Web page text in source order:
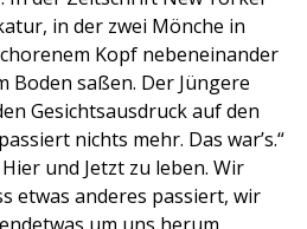
in der zwei Mönche in
Kopf nebeneinander
Boden saßen. Der Jüngere
Gesichtsausdruck auf den
nichts mehr. Das war’s.“
und Jetzt zu leben. Wir
etwas anderes passiert, wir